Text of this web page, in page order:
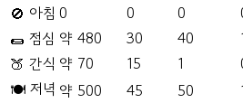
🚫 아침 0 0 0
🌯 점심 약 480 30 40
🍑 간식 약 70 15 1
🍽️ 저녁 약 500 45 50